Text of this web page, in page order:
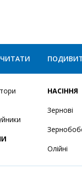
НАСІННЯ
Зернові
Олійні